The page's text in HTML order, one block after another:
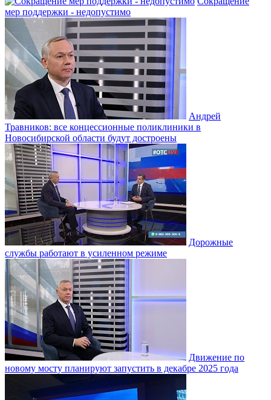
мер поддержки - недопустимо
Андрей
Травников: все концессионные поликлиники в
Новосибирской области будут достроены
Дорожные
службы работают в усиленном режиме
Движение по
новому мосту планируют запустить в декабре 2025 года